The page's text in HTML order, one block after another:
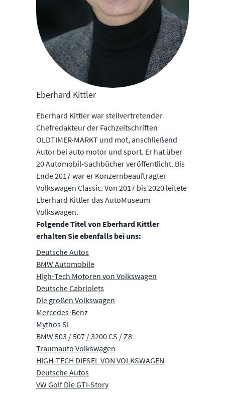
Eberhard Kittler
Eberhard Kittler war stellvertretender
Chefredakteur der Fachzeitschriften
OLDTIMER-MARKT und mot, anschließend
Autor bei auto motor und sport. Er hat über
20 Automobil-Sachbücher veröffentlicht. Bis
Ende 2017 war er Konzernbeauftragter
Volkswagen Classic. Von 2017 bis 2020 leitete
Eberhard Kittler das AutoMuseum
Volkswagen.
Folgende Titel von Eberhard Kittler
erhalten Sie ebenfalls bei uns:
Deutsche Autos
BMW Automobile
High-Tech Motoren von Volkswagen
Deutsche Cabriolets
Die großen Volkswagen
Mercedes-Benz
Mythos SL
BMW 503 / 507 / 3200 CS / Z8
Traumauto Volkswagen
HIGH-TECH DIESEL VON VOLKSWAGEN
Deutsche Autos
VW Golf Die GTI-Story